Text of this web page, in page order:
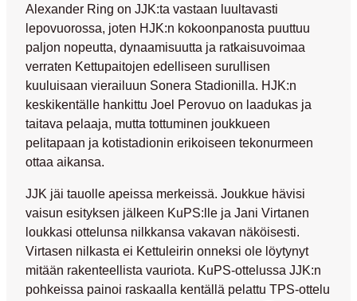
Alexander Ring on JJK:ta vastaan luultavasti
lepovuorossa, joten HJK:n kokoonpanosta puuttuu
paljon nopeutta, dynaamisuutta ja ratkaisuvoimaa
verraten Kettupaitojen edelliseen surullisen
kuuluisaan vierailuun Sonera Stadionilla. HJK:n
keskikentälle hankittu Joel Perovuo on laadukas ja
taitava pelaaja, mutta tottuminen joukkueen
pelitapaan ja kotistadionin erikoiseen tekonurmeen
ottaa aikansa.
JJK jäi tauolle apeissa merkeissä. Joukkue hävisi
vaisun esityksen jälkeen KuPS:lle ja Jani Virtanen
loukkasi ottelunsa nilkkansa vakavan näköisesti.
Virtasen nilkasta ei Kettuleirin onneksi ole löytynyt
mitään rakenteellista vauriota. KuPS-ottelussa JJK:n
pohkeissa painoi raskaalla kentällä pelattu TPS-ottelu